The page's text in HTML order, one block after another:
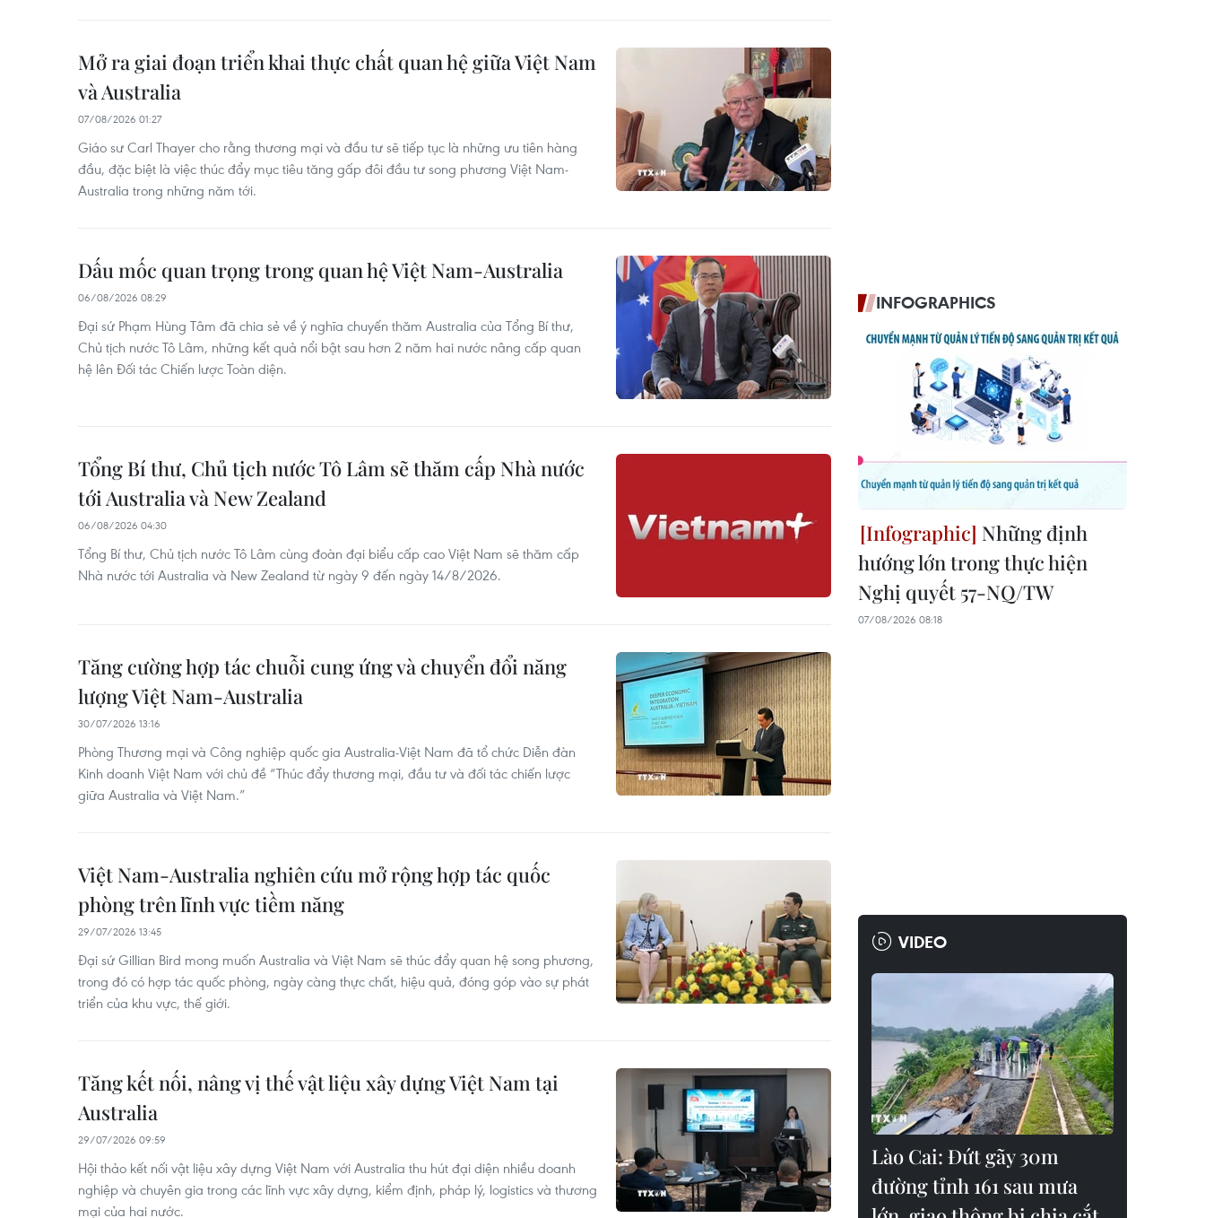
Mở ra giai đoạn triển khai thực chất quan hệ giữa Việt Nam
và Australia
07/08/2026 01:27
Giáo sư Carl Thayer cho rằng thương mại và đầu tư sẽ tiếp tục là những ưu tiên hàng
đầu, đặc biệt là việc thúc đẩy mục tiêu tăng gấp đôi đầu tư song phương Việt Nam-
Australia trong những năm tới.
Dấu mốc quan trọng trong quan hệ Việt Nam-Australia
06/08/2026 08:29
Đại sứ Phạm Hùng Tâm đã chia sẻ về ý nghĩa chuyến thăm Australia của Tổng Bí thư,
Chủ tịch nước Tô Lâm, những kết quả nổi bật sau hơn 2 năm hai nước nâng cấp quan
hệ lên Đối tác Chiến lược Toàn diện.
Tổng Bí thư, Chủ tịch nước Tô Lâm sẽ thăm cấp Nhà nước
tới Australia và New Zealand
06/08/2026 04:30
Tổng Bí thư, Chủ tịch nước Tô Lâm cùng đoàn đại biểu cấp cao Việt Nam sẽ thăm cấp
Nhà nước tới Australia và New Zealand từ ngày 9 đến ngày 14/8/2026.
Tăng cường hợp tác chuỗi cung ứng và chuyển đổi năng
lượng Việt Nam-Australia
30/07/2026 13:16
Phòng Thương mại và Công nghiệp quốc gia Australia-Việt Nam đã tổ chức Diễn đàn
Kinh doanh Việt Nam với chủ đề “Thúc đẩy thương mại, đầu tư và đối tác chiến lược
giữa Australia và Việt Nam.”
Việt Nam-Australia nghiên cứu mở rộng hợp tác quốc
phòng trên lĩnh vực tiềm năng
29/07/2026 13:45
Đại sứ Gillian Bird mong muốn Australia và Việt Nam sẽ thúc đẩy quan hệ song phương,
trong đó có hợp tác quốc phòng, ngày càng thực chất, hiệu quả, đóng góp vào sự phát
triển của khu vực, thế giới.
Tăng kết nối, nâng vị thế vật liệu xây dựng Việt Nam tại
Australia
29/07/2026 09:59
Hội thảo kết nối vật liệu xây dựng Việt Nam với Australia thu hút đại diện nhiều doanh
nghiệp và chuyên gia trong các lĩnh vực xây dựng, kiểm định, pháp lý, logistics và thương
mại của hai nước.
INFOGRAPHICS
Những định
hướng lớn trong thực hiện
Nghị quyết 57-NQ/TW
07/08/2026 08:18
VIDEO
Lào Cai: Đứt gãy 30m
đường tỉnh 161 sau mưa